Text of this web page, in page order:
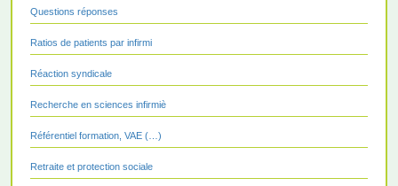
Questions réponses
Ratios de patients par infirmi
Réaction syndicale
Recherche en sciences infirmiè
Référentiel formation, VAE (…)
Retraite et protection sociale